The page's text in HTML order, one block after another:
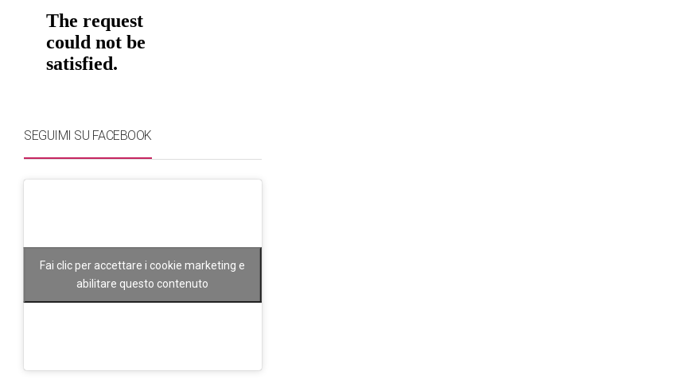
SEGUIMI SU FACEBOOK
Fai clic per accettare i cookie marketing e
abilitare questo contenuto